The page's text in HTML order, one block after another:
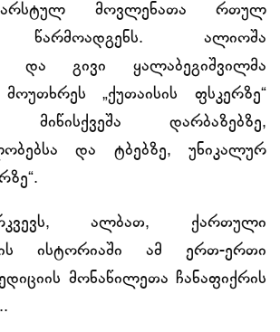
მოვლენათა რთულ
წარმოადგენს. ალიოშა
და გივი ყალაბეგიშვილმა
„ქუთაისის ფსკერზე“
მიწისქვეშა დარბაზებზე,
და ტბებზე, უნიკალურ
ალბათ, ქართული
ისტორიაში ამ ერთ-ერთი
მონაწილეთა ჩანაფიქრის